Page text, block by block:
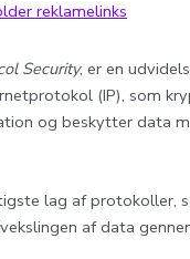
Security, er en
(IP), som
og beskytter data
lag af protokoller,
af data